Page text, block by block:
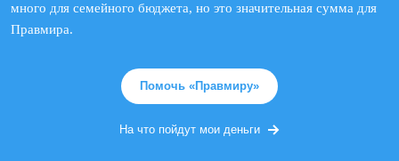
много для семейного бюджета, но это значительная сумма для
Правмира.
Помочь «Правмиру»
На что пойдут мои деньги